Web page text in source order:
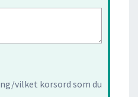
vilket korsord som du